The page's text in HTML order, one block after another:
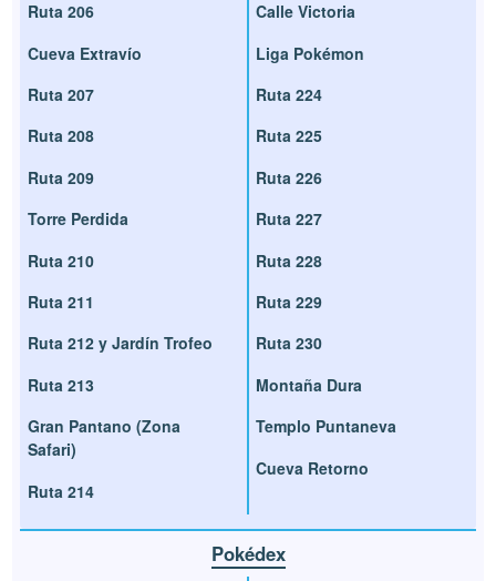
Ruta 206
Cueva Extravío
Ruta 207
Ruta 208
Ruta 209
Torre Perdida
Ruta 210
Ruta 211
Ruta 212 y Jardín Trofeo
Ruta 213
Gran Pantano (Zona
Safari)
Ruta 214
Calle Victoria
Liga Pokémon
Ruta 224
Ruta 225
Ruta 226
Ruta 227
Ruta 228
Ruta 229
Ruta 230
Montaña Dura
Templo Puntaneva
Cueva Retorno
Pokédex